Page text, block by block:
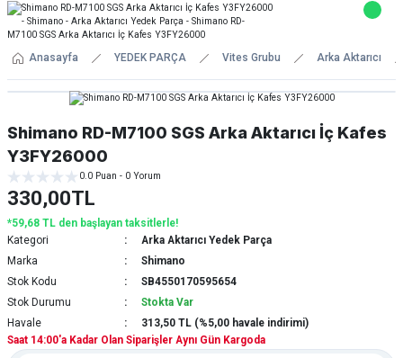
Anasayfa YEDEK PARÇA Vites Grubu Arka Aktarıcı
Shimano RD-M7100 SGS Arka Aktarıcı İç Kafes
Y3FY26000
0.0 Puan - 0 Yorum
330,00TL
*59,68 TL den başlayan taksitlerle!
Kategori
Arka Aktarıcı Yedek Parça
Marka
Shimano
Stok Kodu
SB4550170595654
Stok Durumu
Stokta Var
Havale
313,50 TL (%5,00 havale indirimi)
Saat 14:00'a Kadar Olan Siparişler Aynı Gün Kargoda